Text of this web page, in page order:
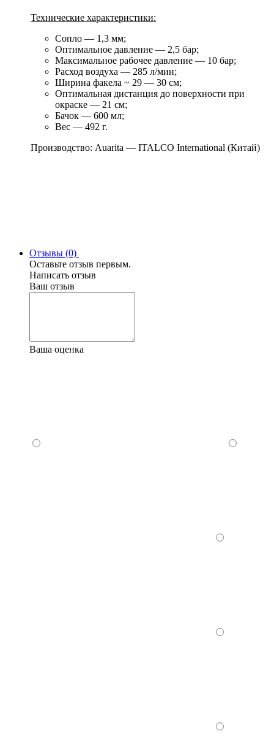
Технические характеристики:
Сопло — 1,3 мм;
Оптимальное давление — 2,5 бар;
Максимальное рабочее давление — 10 бар;
Расход воздуха — 285 л/мин;
Ширина факела ~ 29 — 30 см;
Оптимальная дистанция до поверхности при
окраске — 21 см;
Бачок — 600 мл;
Вес — 492 г.
Производство: Auarita — ITALCO International (Китай)
Отзывы (0)
Оставьте отзыв первым.
Написать отзыв
Ваш отзыв
Ваша оценка